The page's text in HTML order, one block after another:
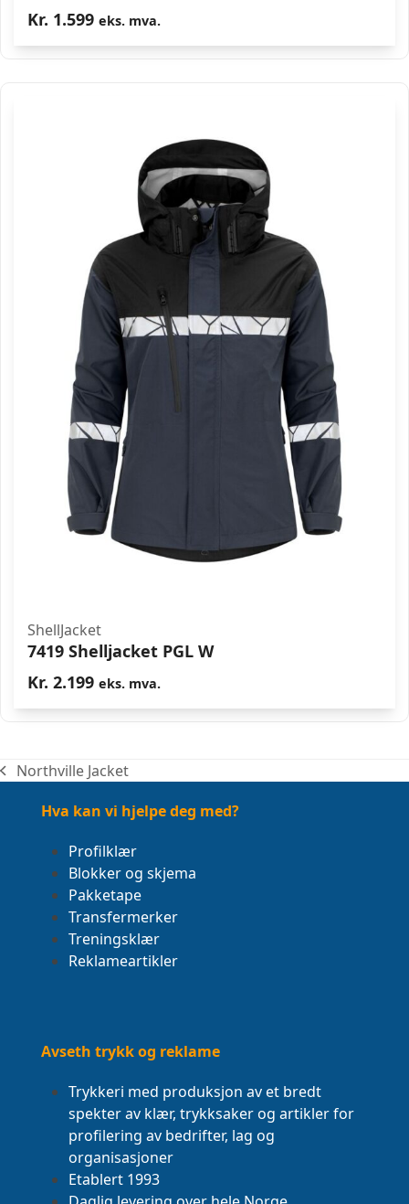
Kr. 1.599 eks. mva.
ShellJacket
7419 Shelljacket PGL W
Kr. 2.199 eks. mva.
previous
Northville Jacket
Hva kan vi hjelpe deg med?
Profilklær
Blokker og skjema
Pakketape
Transfermerker
Treningsklær
Reklameartikler
Avseth trykk og reklame
Trykkeri med produksjon av et bredt
spekter av klær, trykksaker og artikler for
profilering av bedrifter, lag og
organisasjoner
Etablert 1993